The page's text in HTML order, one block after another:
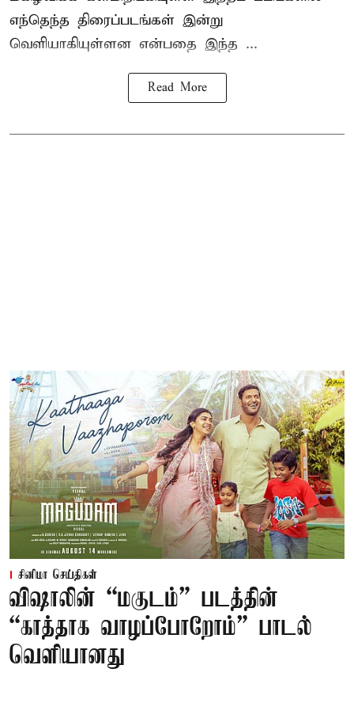
எந்தெந்த திரைப்படங்கள் இன்று
வெளியாகியுள்ளன என்பதை இந்த ...
Read More
சினிமா செய்திகள்
விஷாலின் “மகுடம்” படத்தின்
“காத்தாக வாழப்போறோம்” பாடல்
வெளியானது